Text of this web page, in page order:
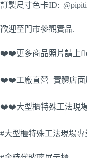
訂製尺寸色卡ID:
歡迎至門市參觀實品.
❤️❤️更多商品照片請上
❤️❤️工廠直營+實體店面
❤️❤️大型櫃特殊工法現
#大型櫃特殊工法現場專